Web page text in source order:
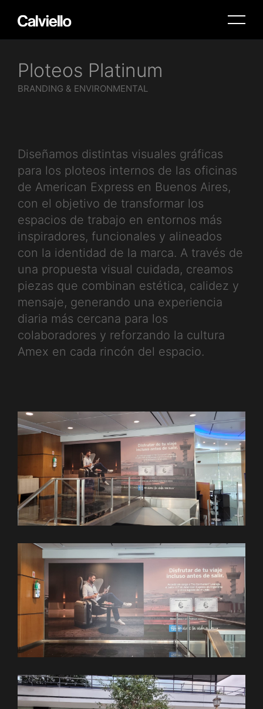
BA Office
2800 Vallejos 4208, C1419 Buenos Aires, Argentina
Miami Office
33198 Biscayne Blvd, Aventura, FL 33180, EE. UU.
Ploteos Platinum
BRANDING & ENVIRONMENTAL
Diseñamos distintas visuales gráficas
para los ploteos internos de las oficinas
de American Express en Buenos Aires,
con el objetivo de transformar los
espacios de trabajo en entornos más
inspiradores, funcionales y alineados
con la identidad de la marca. A través de
una propuesta visual cuidada, creamos
piezas que combinan estética, calidez y
mensaje, generando una experiencia
diaria más cercana para los
colaboradores y reforzando la cultura
Amex en cada rincón del espacio.